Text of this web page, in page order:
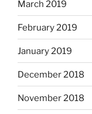
March 2019
February 2019
January 2019
December 2018
November 2018